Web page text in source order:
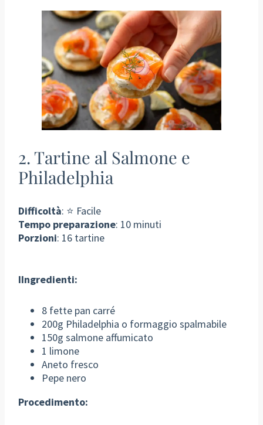
2. Tartine al Salmone e
Philadelphia
Difficoltà: ⭐ Facile
Tempo preparazione: 10 minuti
Porzioni: 16 tartine
IIngredienti:
8 fette pan carré
200g Philadelphia o formaggio spalmabile
150g salmone affumicato
1 limone
Aneto fresco
Pepe nero
Procedimento: